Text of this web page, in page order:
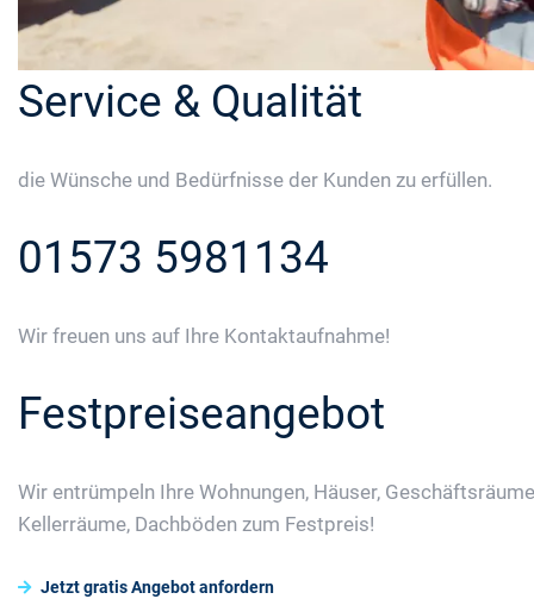
Service & Qualität
die Wünsche und Bedürfnisse der Kunden zu erfüllen.
01573 5981134
Wir freuen uns auf Ihre Kontaktaufnahme!
Festpreiseangebot
Wir entrümpeln Ihre Wohnungen, Häuser,
Kellerräume, Dachböden zum Festpreis!
Jetzt gratis Angebot anfordern